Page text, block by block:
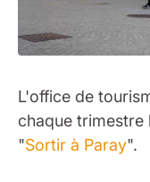
L'office de
chaque trimestre
"Sortir à Paray".